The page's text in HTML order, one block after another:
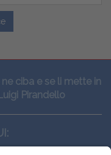
ciba e se li mette in
Pirandello